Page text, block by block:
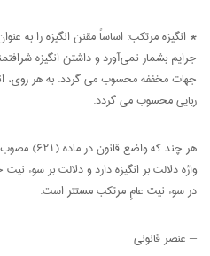
* انگیزه مرتکب: اساساً مقنن انگیزه را به
جرایم بشمار نمی‌آورد و داشتن انگیزه
جهات مخففه محسوب می گردد. به هر روی،
ربایی محسوب می گردد.
واژه دلالت بر انگیزه دارد و دلالت بر سوء
در سوء نیت عامِ مرتکب مستتر است.
– عنصر قانونی